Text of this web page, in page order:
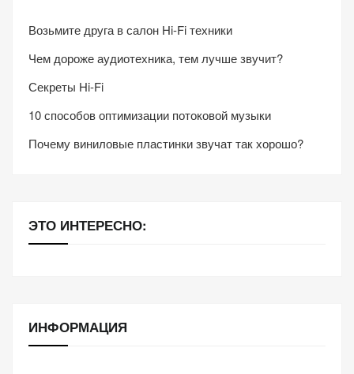
Возьмите друга в салон Hi-Fi техники
Чем дороже аудиотехника, тем лучше звучит?
Секреты Hi-Fi
10 способов оптимизации потоковой музыки
Почему виниловые пластинки звучат так хорошо?
ЭТО ИНТЕРЕСНО:
ИНФОРМАЦИЯ